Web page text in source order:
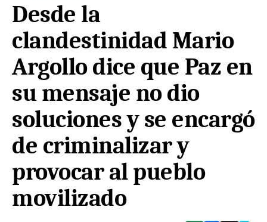
Desde la
clandestinidad Mario
Argollo dice que Paz en
su mensaje no dio
soluciones y se encargó
de criminalizar y
provocar al pueblo
movilizado